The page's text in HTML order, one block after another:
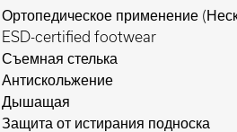
Ортопедическое применение
ESD-certified footwear
Съемная стелька
Антискольжение
Дышащая
Защита от истирания подноска